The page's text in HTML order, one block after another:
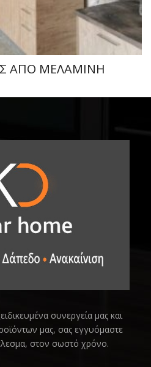
ΑΠΟ ΜΕΛΑΜΙΝΗ
συνεργεία μας και
μας, σας εγγυόμαστε
στον σωστό χρόνο.